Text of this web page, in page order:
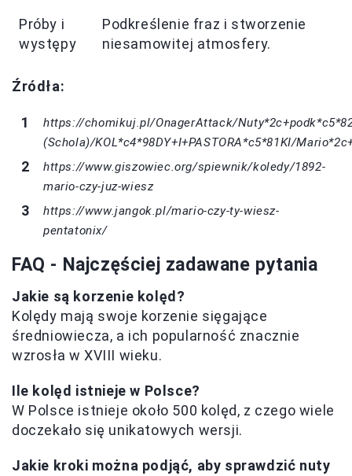
Próby i
występy
Podkreślenie fraz i stworzenie
niesamowitej atmosfery.
Źródła:
https://chomikuj.pl/OnagerAttack/
(Schola)/KOL*c4*98DY+I+PASTORA*c5*81KI/
https://www.giszowiec.org/spiewnik/koledy/1892-
mario-czy-juz-wiesz
https://www.jangok.pl/mario-czy-ty-wiesz-
pentatonix/
FAQ - Najczęściej zadawane pytania
Jakie są korzenie kolęd?
Kolędy mają swoje korzenie sięgające
średniowiecza, a ich popularność znacznie
wzrosła w XVIII wieku.
Ile kolęd istnieje w Polsce?
W Polsce istnieje około 500 kolęd, z czego wiele
doczekało się unikatowych wersji.
Jakie kroki można podjąć, aby sprawdzić nuty